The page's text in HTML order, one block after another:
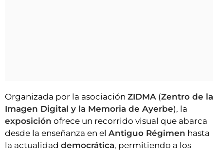
Organizada por la asociación ZIDMA (Zentro de la
Imagen Digital y la Memoria de Ayerbe), la
exposición ofrece un recorrido visual que abarca
desde la enseñanza en el Antiguo Régimen hasta
la actualidad democrática, permitiendo a los